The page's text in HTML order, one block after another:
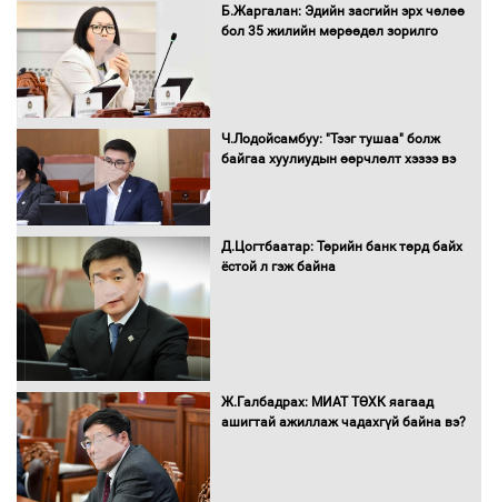
асаалаа
салбарын бодлого, хууль тогтоомжид
тусган бодит шийдэлд хүргэхийн
Засгийн газраас хөнгөлөлттэй зээлээр
хэлэлцүүлэг боллоо
Б.Жаргалан: Эдийн засгийн эрх чөлөө
бол 35 жилийн мөрөөдөл зорилго
Ч.Лодойсамбуу: "Тээг тушаа" болж
байгаа хуулиудын өөрчлөлт хэзээ вэ
Д.Цогтбаатар: Төрийн банк төрд байх
ёстой л гэж байна
Ж.Галбадрах: МИАТ ТӨХК яагаад
ашигтай ажиллаж чадахгүй байна вэ?